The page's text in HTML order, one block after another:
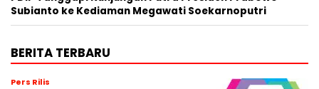
Subianto ke Kediaman Megawati Soekarnoputri
BERITA TERBARU
Pers Rilis